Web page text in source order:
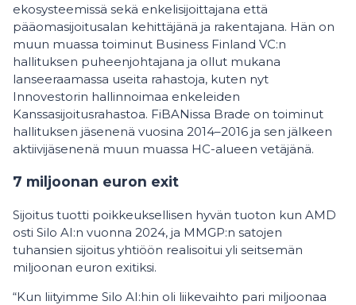
ekosysteemissä sekä enkelisijoittajana että
pääomasijoitusalan kehittäjänä ja rakentajana. Hän on
muun muassa toiminut Business Finland VC:n
hallituksen puheenjohtajana ja ollut mukana
lanseeraamassa useita rahastoja, kuten nyt
Innovestorin hallinnoimaa enkeleiden
Kanssasijoitusrahastoa. FiBANissa Brade on toiminut
hallituksen jäsenenä vuosina 2014–2016 ja sen jälkeen
aktiivijäsenenä muun muassa HC-alueen vetäjänä.
7 miljoonan euron exit
Sijoitus tuotti poikkeuksellisen hyvän tuoton kun AMD
osti Silo AI:n vuonna 2024, ja MMGP:n satojen
tuhansien sijoitus yhtiöön realisoitui yli seitsemän
miljoonan euron exitiksi.
“Kun liityimme Silo AI:hin oli liikevaihto pari miljoonaa